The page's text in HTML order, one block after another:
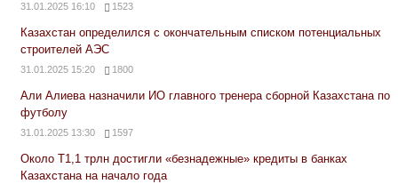
31.01.2025 16:10 1523
Казахстан определился с окончательным списком потенциальных
строителей АЭС
31.01.2025 15:20 1800
Али Алиева назначили ИО главного тренера сборной Казахстана по
футболу
31.01.2025 13:30 1597
Около Т1,1 трлн достигли «безнадежные» кредиты в банках
Казахстана на начало года